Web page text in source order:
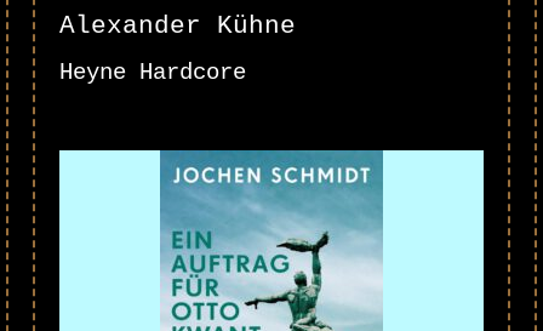
Alexander Kühne
Heyne Hardcore